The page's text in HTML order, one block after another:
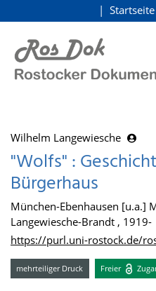
zum Inhalt
Startseite
Wilhelm Langewiesche
"Wolfs" :
Bürgerhaus
München-Ebenhausen [u.a.]
Langewiesche-Brandt , 1919-
https://purl.uni-rostock.de/
mehrteiliger Druck Freier